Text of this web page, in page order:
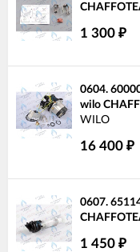
1 300 ₽
0604.
wilo
WILO
16 400 ₽
0607.
1 450 ₽